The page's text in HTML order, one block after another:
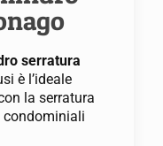
serratura
è l’ideale
la serratura
condominiali